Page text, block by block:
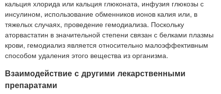
кальция хлорида или кальция глюконата, инфузия глюкозы с
инсулином, использование обменников ионов калия или, в
тяжелых случаях, проведение гемодиализа. Поскольку
аторвастатин в значительной степени связан с белками плазмы
крови, гемодиализ является относительно малоэффективным
способом удаления этого вещества из организма.
Взаимодействие с другими лекарственными
препаратами